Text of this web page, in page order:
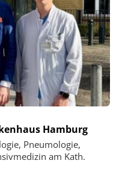
Hamburg
Pneumologie,
am Kath.